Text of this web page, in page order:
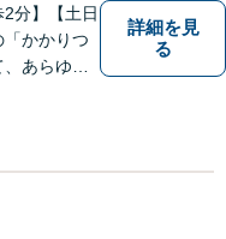
2分】【土日
かかりつ
あらゆる
気軽にご相
詳細を見
る